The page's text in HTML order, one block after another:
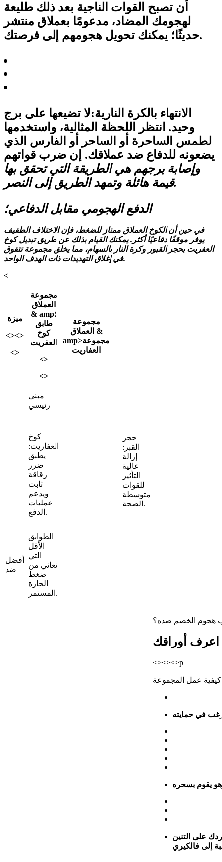
أن تصبح القوات الناجية بعد ذلك طليعة
لهجومك المضاد، مدعومًا بعملاق منتشر
حديثًا؛ يمكنك تحويل هجومهم إلى فرصتك.
الانتهاء بالكرة النارية:لا تضيعها على برج
وحيد. انتظر اللحظة المثالية، واستخدمها
لطمس الساحرة أو الساحر أو الفارس الذي
يضعونه للدفاع ضد عملاقك. إن ضرب قواتهم
وإصابة برجهم هي الطريقة التي تحقق بها
قيمة هائلة وتمهد الطريق إلى النصر.
الدفع الهجومي مقابل الدفاعي؛
في حين أن الكوخ العملاق ممتاز للضغط، فإن الاختلاف الطفيف
يوفر موقفًا دفاعيًا أكثر. يمكنك القيام بذلك عن طريق تبديل كوخ
العفريت بحجر القبور وكرة النار بالسهام، مما يخلق مجموعة تتفوق
في إغلاق التهديدات ذات الهدف الواحد.
<
ميزة
<><>
<>
مجموعة
العملاق
& amp؛
طابق
كوخ
العفريت
<>
<>
مجموعة
العملاق &
amp>مجموعة
العفاريت
مبنى
رئيسي
كوخ
العفاريت:
يطبق
ضرر
رقاقة
ثابت
ويدعم
عمليات
الدفع.
حجر
القبر:
إزالة
عالية
التأثير
للقوات
متوسطة
الصحة.
أفضل
ضد
الطوابق
الأقل
التي
تعاني من
ضغط
الحارة
المستمر.
هجوم الخصم ضده؟
اعرف أوراقك
<><><>p
على التنين